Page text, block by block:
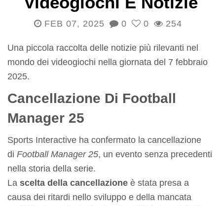
FEB 07, 2025 0 0 254
Una piccola raccolta delle notizie più rilevanti nel
mondo dei videogiochi nella giornata del 7 febbraio
2025.
Cancellazione Di Football
Manager 25
Sports Interactive ha confermato la cancellazione
di Football Manager 25, un evento senza precedenti
nella storia della serie.
La scelta della cancellazione è stata presa a
causa dei ritardi nello sviluppo e della mancata